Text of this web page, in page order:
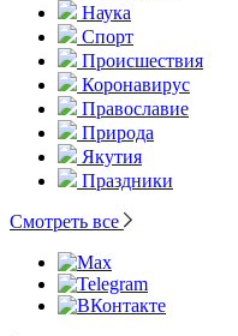
Наука
Спорт
Происшествия
Коронавирус
Православие
Природа
Якутия
Праздники
Смотреть все